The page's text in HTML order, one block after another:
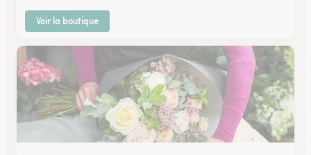
Voir la boutique